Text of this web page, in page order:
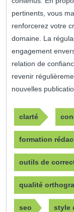
pertinents, vous
renforcerez votre
domaine. La
engagement
relation de
revenir
nouvelles
clarté
formation
outils de
qualité
seo style